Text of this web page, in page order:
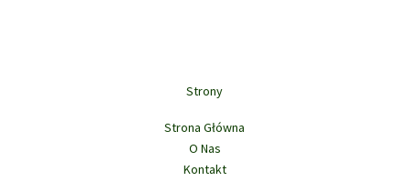
Strony
Strona Główna
O Nas
Kontakt